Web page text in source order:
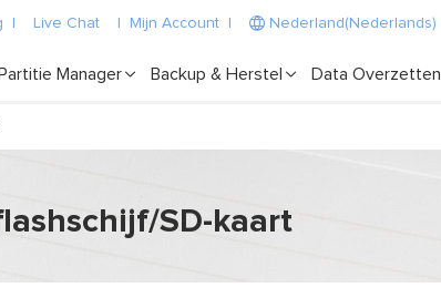
Live Chat Mijn Account Nederland(Nederlands)
Partitie Manager Backup & Herstel Data Overzetten
SD-kaart